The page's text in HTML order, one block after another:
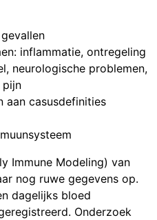
inflammatie, ontregeling
neurologische problemen,
pijn
aan casusdefinities
Immune Modeling) van
nog ruwe gegevens op.
dagelijks bloed
Onderzoek